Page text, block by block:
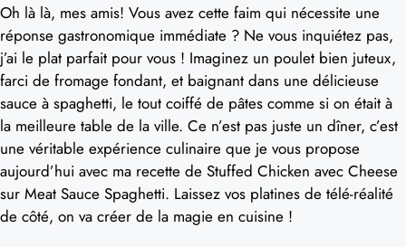
Oh là là, mes amis! Vous avez cette faim qui nécessite une
réponse gastronomique immédiate ? Ne vous inquiétez pas,
j’ai le plat parfait pour vous ! Imaginez un poulet bien juteux,
farci de fromage fondant, et baignant dans une délicieuse
sauce à spaghetti, le tout coiffé de pâtes comme si on était à
la meilleure table de la ville. Ce n’est pas juste un dîner, c’est
une véritable expérience culinaire que je vous propose
aujourd’hui avec ma recette de Stuffed Chicken avec Cheese
sur Meat Sauce Spaghetti. Laissez vos platines de télé-réalité
de côté, on va créer de la magie en cuisine !